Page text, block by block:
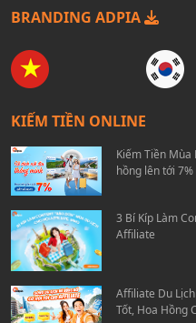
BRANDING ADPIA
KIẾM TIỀN ONLINE
Kiếm Tiền
hồng lên tới 7%
3 Bí Kíp Làm
Affiliate
Affiliate Du
Tốt, Hoa Hồng